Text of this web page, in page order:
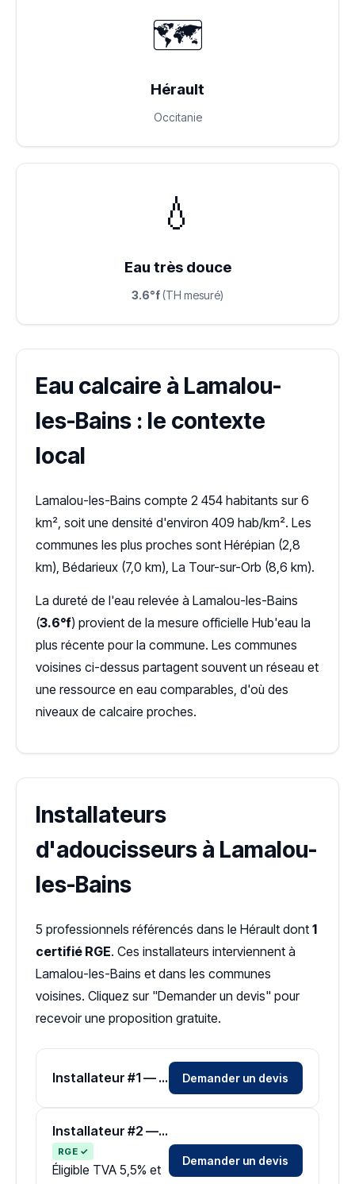
🗺️
Hérault
Occitanie
💧
Eau très douce
3.6°f (TH mesuré)
Eau calcaire à Lamalou-
les-Bains : le contexte
local
Lamalou-les-Bains compte 2 454 habitants sur 6
km², soit une densité d'environ 409 hab/km². Les
communes les plus proches sont Hérépian (2,8
km), Bédarieux (7,0 km), La Tour-sur-Orb (8,6 km).
La dureté de l'eau relevée à Lamalou-les-Bains
(3.6°f) provient de la mesure officielle Hub'eau la
plus récente pour la commune. Les communes
voisines ci-dessus partagent souvent un réseau et
une ressource en eau comparables, d'où des
niveaux de calcaire proches.
Installateurs
d'adoucisseurs à Lamalou-
les-Bains
5 professionnels référencés dans le Hérault dont 1
certifié RGE. Ces installateurs interviennent à
Lamalou-les-Bains et dans les communes
voisines. Cliquez sur "Demander un devis" pour
recevoir une proposition gratuite.
Installateur #1 — Zone Hérault Demander un devis
Installateur #2 — Zone Hérault
RGE ✓
Éligible TVA 5,5% et
Demander un devis